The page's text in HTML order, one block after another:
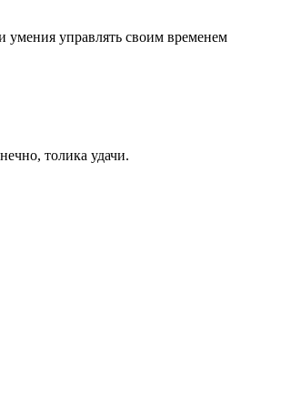
умения управлять своим временем
толика удачи.